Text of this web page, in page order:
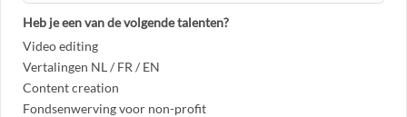
Heb je een van de volgende talenten?
Video editing
Vertalingen NL / FR / EN
Content creation
Fondsenwerving voor non-profit